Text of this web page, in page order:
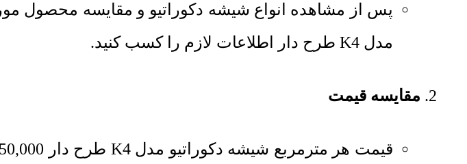
پس از مشاهده انواع شیشه دکوراتیو و مقایسه محصول
مدل K4 طرح دار اطلاعات لازم را کسب کنید.
مقایسه قیمت
قیمت هر مترمربع شیشه دکوراتیو مدل K4 طرح دار